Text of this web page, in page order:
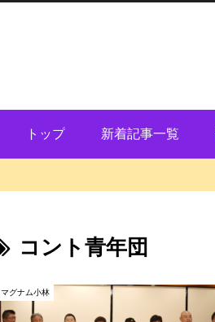
トップ 新着記事一覧
コント青年団
マグナム小林